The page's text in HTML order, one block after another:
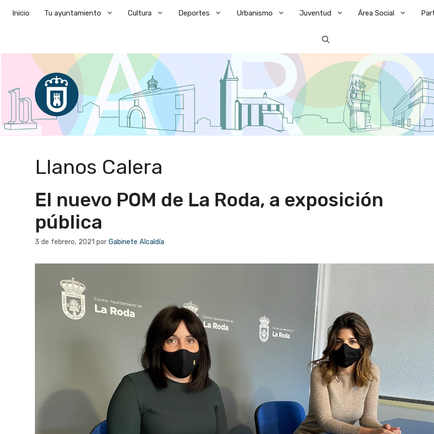
Inicio Tu ayuntamiento Cultura Deportes Urbanismo Juventud Área Social
Llanos Calera
El nuevo POM de La Roda, a exposición
pública
3 de febrero, 2021 por Gabinete Alcaldía